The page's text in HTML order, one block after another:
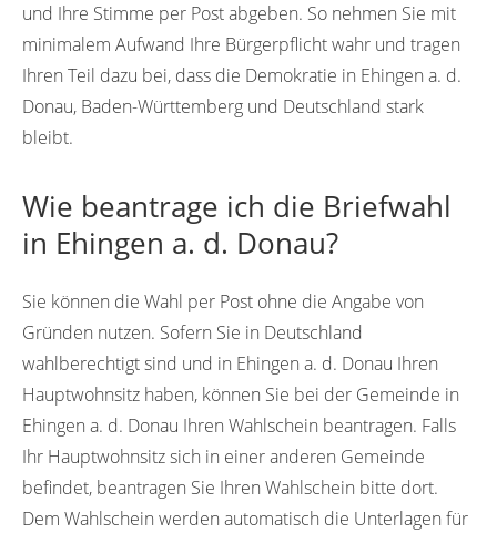
und Ihre Stimme per Post abgeben. So nehmen Sie mit
minimalem Aufwand Ihre Bürgerpflicht wahr und tragen
Ihren Teil dazu bei, dass die Demokratie in Ehingen a. d.
Donau, Baden-Württemberg und Deutschland stark
bleibt.
Wie beantrage ich die Briefwahl
in Ehingen a. d. Donau?
Sie können die Wahl per Post ohne die Angabe von
Gründen nutzen. Sofern Sie in Deutschland
wahlberechtigt sind und in Ehingen a. d. Donau Ihren
Hauptwohnsitz haben, können Sie bei der Gemeinde in
Ehingen a. d. Donau Ihren Wahlschein beantragen. Falls
Ihr Hauptwohnsitz sich in einer anderen Gemeinde
befindet, beantragen Sie Ihren Wahlschein bitte dort.
Dem Wahlschein werden automatisch die Unterlagen für